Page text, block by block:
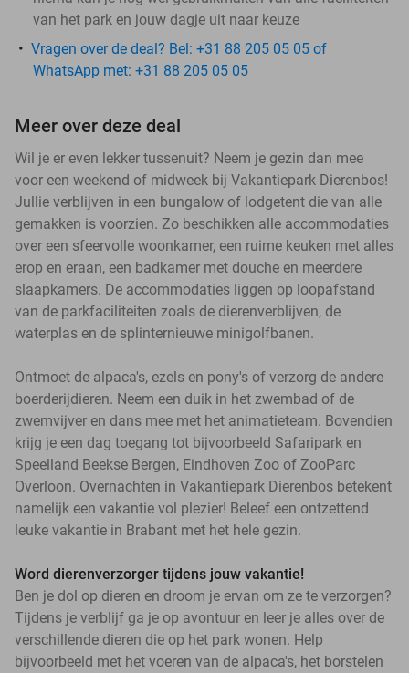
van het park en jouw dagje uit naar keuze
Vragen over de deal? Bel: +31 88 205 05 05 of
WhatsApp met: +31 88 205 05 05
Meer over deze deal
Wil je er even lekker tussenuit? Neem je gezin dan mee
voor een weekend of midweek bij Vakantiepark Dierenbos!
Jullie verblijven in een bungalow of lodgetent die van alle
gemakken is voorzien. Zo beschikken alle accommodaties
over een sfeervolle woonkamer, een ruime keuken met alles
erop en eraan, een badkamer met douche en meerdere
slaapkamers. De accommodaties liggen op loopafstand
van de parkfaciliteiten zoals de dierenverblijven, de
waterplas en de splinternieuwe minigolfbanen.
Ontmoet de alpaca's, ezels en pony's of verzorg de andere
boerderijdieren. Neem een duik in het zwembad of de
zwemvijver en dans mee met het animatieteam. Bovendien
krijg je een dag toegang tot bijvoorbeeld Safaripark en
Speelland Beekse Bergen, Eindhoven Zoo of ZooParc
Overloon. Overnachten in Vakantiepark Dierenbos betekent
namelijk een vakantie vol plezier! Beleef een ontzettend
leuke vakantie in Brabant met het hele gezin.
Word dierenverzorger tijdens jouw vakantie!
Ben je dol op dieren en droom je ervan om ze te verzorgen?
Tijdens je verblijf ga je op avontuur en leer je alles over de
verschillende dieren die op het park wonen. Help
bijvoorbeeld met het voeren van de alpaca's, het borstelen